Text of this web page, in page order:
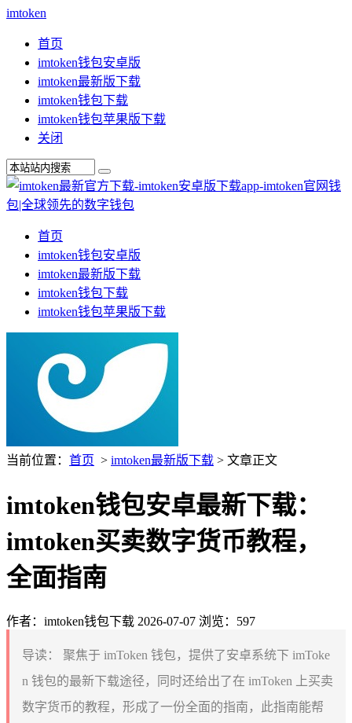
imtoken
首页
imtoken钱包安卓版
imtoken最新版下载
imtoken钱包下载
imtoken钱包苹果版下载
关闭
首页
imtoken钱包安卓版
imtoken最新版下载
imtoken钱包下载
imtoken钱包苹果版下载
当前位置： 首页 > imtoken最新版下载 > 文章正文
imtoken钱包安卓最新下载：
imtoken买卖数字货币教程，
全面指南
作者：imtoken钱包下载 2026-07-07 浏览：597
导读：
聚焦于 imToken 钱包，提供了安卓系统下 imToke
n 钱包的最新下载途径，同时还给出了在 imToken 上买卖
数字货币的教程，形成了一份全面的指南，此指南能帮